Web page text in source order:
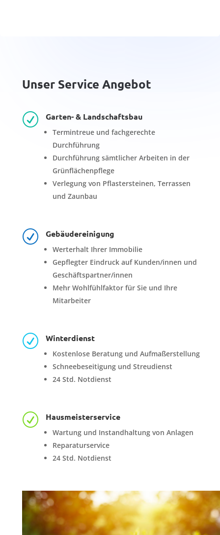
Unser Service Angebot
R Garten- & Landschaftsbau
Termintreue und fachgerechte
Durchführung
Durchführung sämtlicher Arbeiten in der
Grünflächenpflege
Verlegung von Pflastersteinen, Terrassen
und Zaunbau
R Gebäudereinigung
Werterhalt Ihrer Immobilie
Gepflegter Eindruck auf Kunden/innen und
Geschäftspartner/innen
Mehr Wohlfühlfaktor für Sie und Ihre
Mitarbeiter
R Winterdienst
Kostenlose Beratung und Aufmaßerstellung
Schneebeseitigung und Streudienst
24 Std. Notdienst
R Hausmeisterservice
Wartung und Instandhaltung von Anlagen
Reparaturservice
24 Std. Notdienst